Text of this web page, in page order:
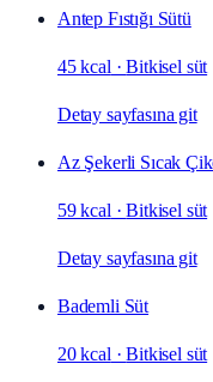
Antep Fıstığı Sütü
45 kcal ·Bitkisel süt
Detay sayfasına git
Az Şekerli Sıcak
59 kcal ·Bitkisel süt
Detay sayfasına git
Bademli Süt
20 kcal ·Bitkisel süt